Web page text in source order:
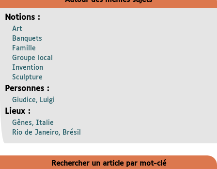
Notions :
Art
Banquets
Famille
Groupe local
Invention
Sculpture
Personnes :
Giudice, Luigi
Lieux :
Gênes, Italie
Rio de Janeiro, Brésil
Rechercher un article par mot-clé